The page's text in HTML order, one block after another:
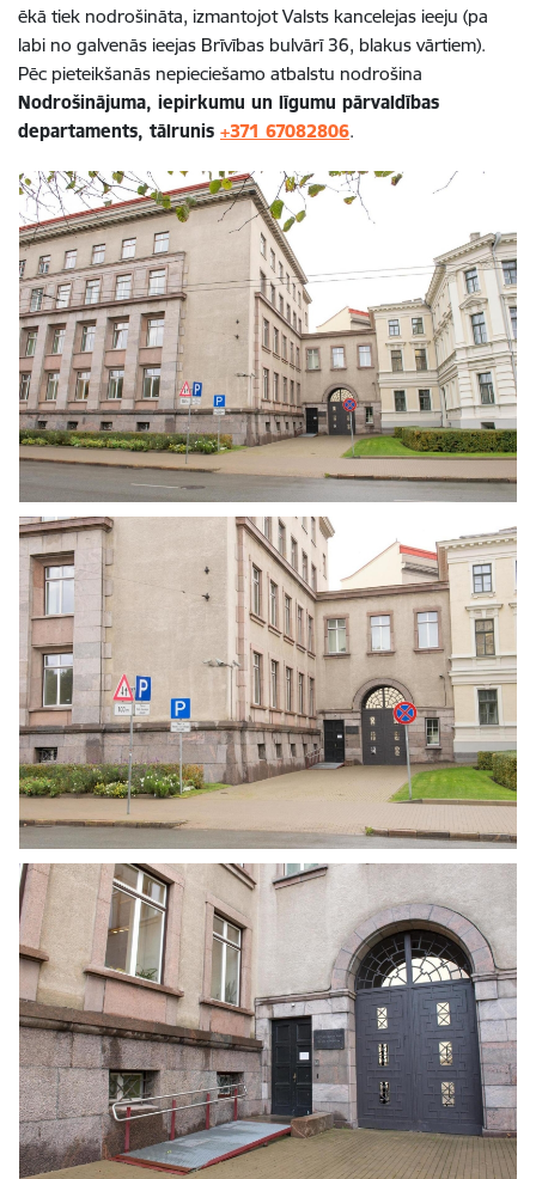
ēkā tiek nodrošināta, izmantojot Valsts kancelejas ieeju (pa
labi no galvenās ieejas Brīvības bulvārī 36, blakus vārtiem).
Pēc pieteikšanās nepieciešamo atbalstu nodrošina
Nodrošinājuma, iepirkumu un līgumu pārvaldības
departaments, tālrunis +371 67082806.